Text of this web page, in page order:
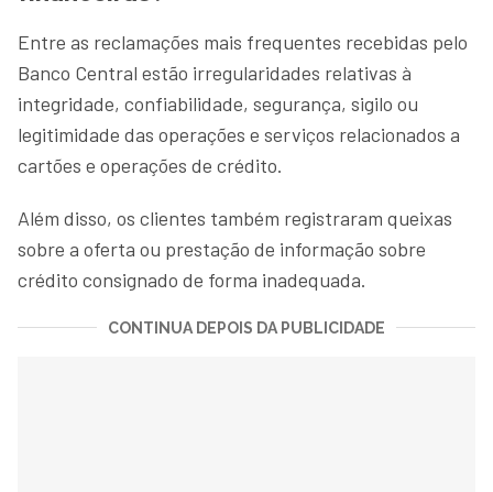
Entre as reclamações mais frequentes recebidas pelo
Banco Central estão irregularidades relativas à
integridade, confiabilidade, segurança, sigilo ou
legitimidade das operações e serviços relacionados a
cartões e operações de crédito.
Além disso, os clientes também registraram queixas
sobre a oferta ou prestação de informação sobre
crédito consignado de forma inadequada.
CONTINUA DEPOIS DA PUBLICIDADE